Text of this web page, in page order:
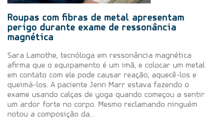
Roupas com fibras de metal apresentam
perigo durante exame de ressonância
magnética
Sara Lamothe, tecnóloga em ressonância magnética
afirma que o equipamento é um imã, e colocar um metal
em contato com ele pode causar reação, aquecê-los e
queimá-los. A paciente Jenn Marr estava fazendo o
exame usando calças de yoga quando começou a sentir
um ardor forte no corpo. Mesmo reclamando ninguém
notou a composição da…